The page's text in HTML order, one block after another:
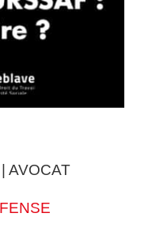
AVOCAT